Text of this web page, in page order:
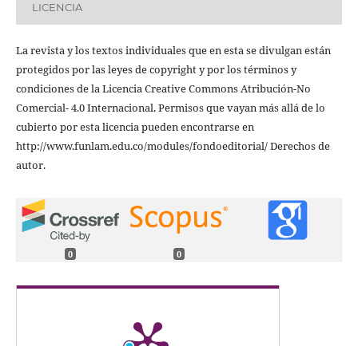
LICENCIA
La revista y los textos individuales que en esta se divulgan están
protegidos por las leyes de copyright y por los términos y
condiciones de la Licencia Creative Commons Atribución-No
Comercial- 4.0 Internacional. Permisos que vayan más allá de lo
cubierto por esta licencia pueden encontrarse en
http://www.funlam.edu.co/modules/fondoeditorial/ Derechos de
autor.
0 0